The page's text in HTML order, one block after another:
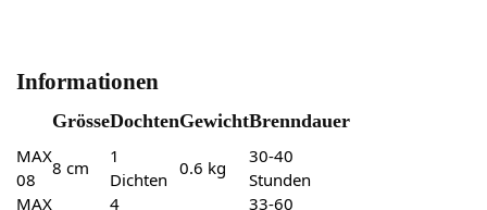
Informationen
GrösseDochtenGewichtBrenndauer
MAX
08
8 cm
1
Dichten
0.6 kg
30-40
Stunden
MAX
4 33-60